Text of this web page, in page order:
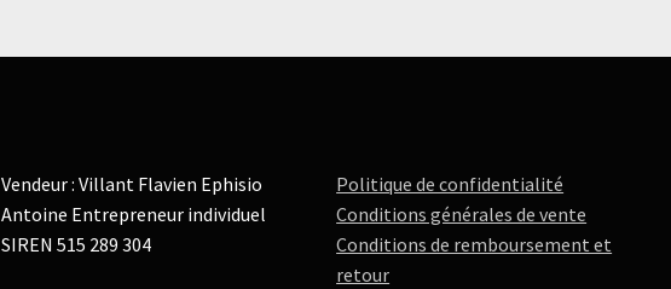
Vendeur : Villant Flavien Ephisio
Antoine Entrepreneur individuel
SIREN 515 289 304
Politique de confidentialité
Conditions générales de vente
Conditions de remboursement et
retour